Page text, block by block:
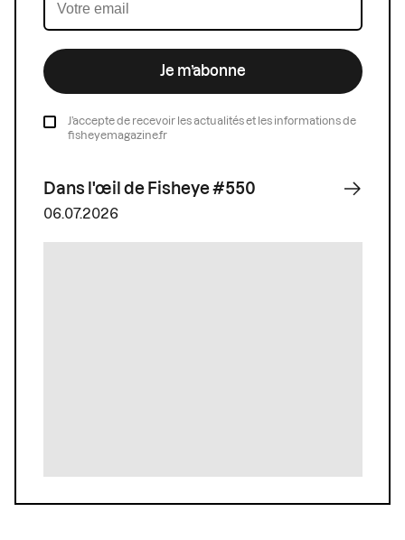
Je m’abonne
J’accepte de recevoir les actualités et les informations de
fisheyemagazine.fr
Dans l'œil de Fisheye #550
06.07.2026